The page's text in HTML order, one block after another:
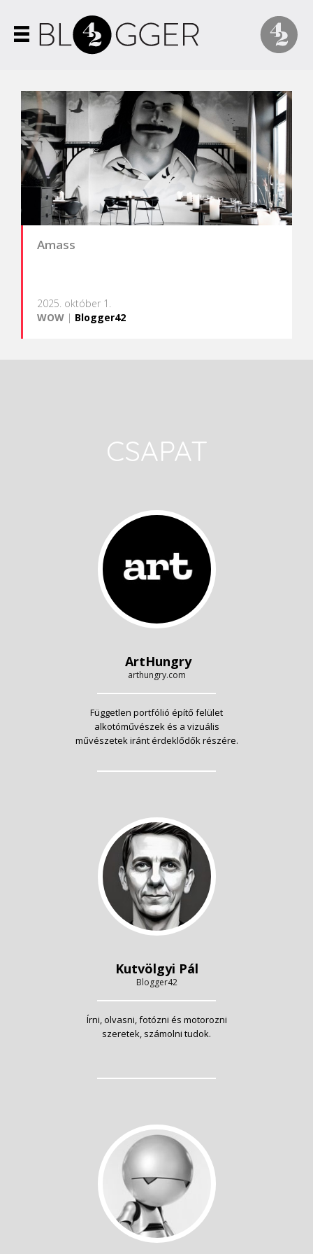
Amass
2025. október 1.
WOW | Blogger42
CSAPAT
ArtHungry
arthungry.com
Független portfólió építő felület
alkotóművészek és a vizuális
művészetek iránt érdeklődők részére.
Kutvölgyi Pál
Blogger42
Írni, olvasni, fotózni és motorozni
szeretek, számolni tudok.